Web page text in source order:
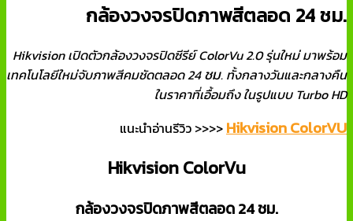
กล้องวงจรปิดภาพสีตลอด 24 ชม.
Hikvision เปิดตัวกล้องวงจรปิดซีรีย์ ColorVu 2.0 รุ่นใหม่ มาพร้อม
เทคโนโลยีใหม่จับภาพสีคมชัดตลอด 24ชม. ทั้งกลางวันและกลางคืน
ในราคาที่เอื้อมถึง ในรูปแบบ Turbo HD
แนะนำอ่านรีวิว >>>>Hikvision ColorVU
Hikvision ColorVu
กล้องวงจรปิดภาพสีตลอด 24 ชม.